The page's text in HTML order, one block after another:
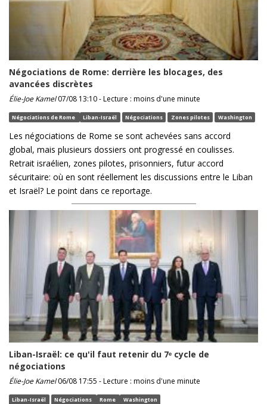
Négociations de Rome: derrière les blocages, des
avancées discrètes
Élie-Joe Kamel07/08 13:10 - Lecture : moins d'une minute
Négociations de Rome Liban-Israël Négociations Zones pilotes Washington
Les négociations de Rome se sont achevées sans accord
global, mais plusieurs dossiers ont progressé en coulisses.
Retrait israélien, zones pilotes, prisonniers, futur accord
sécuritaire: où en sont réellement les discussions entre le Liban
et Israël? Le point dans ce reportage.
Liban-Israël: ce qu'il faut retenir du 7ᵉ cycle de
négociations
Élie-Joe Kamel06/08 17:55 - Lecture : moins d'une minute
Liban-Israël Négociations Rome Washington